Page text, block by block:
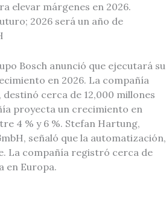
elevar márgenes en 2026.
2026 será un año de
Bosch anunció que ejecutará su
en 2026. La compañía
cerca de 12,000 millones
proyecta un crecimiento en
4 % y 6 %. Stefan Hartung,
señaló que la automatización,
La compañía registró cerca de
en Europa.